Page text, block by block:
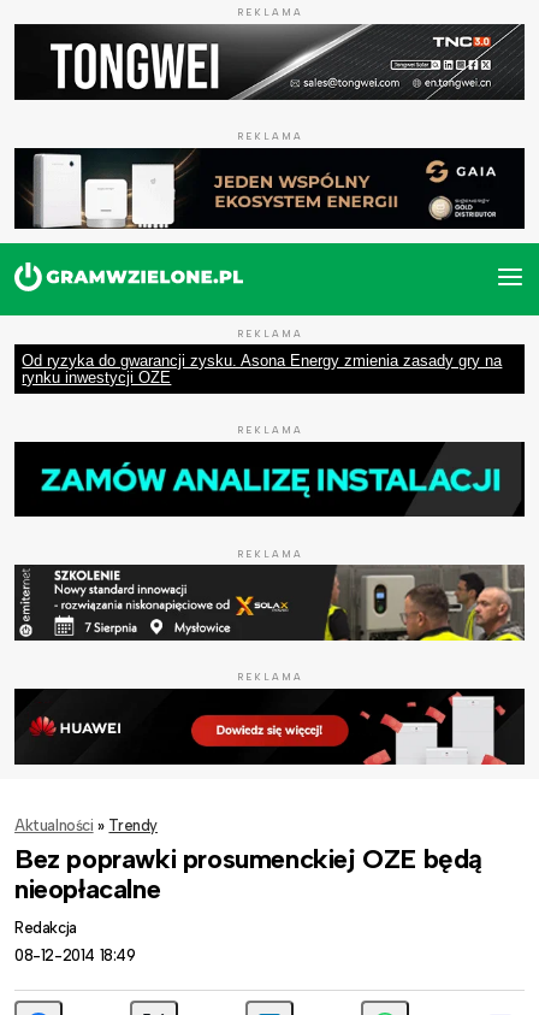
REKLAMA
REKLAMA
REKLAMA
Od ryzyka do gwarancji zysku. Asona Energy zmienia zasady gry na
rynku inwestycji OZE
REKLAMA
REKLAMA
REKLAMA
Aktualności » Trendy
Bez poprawki prosumenckiej OZE będą
nieopłacalne
Redakcja
08-12-2014 18:49